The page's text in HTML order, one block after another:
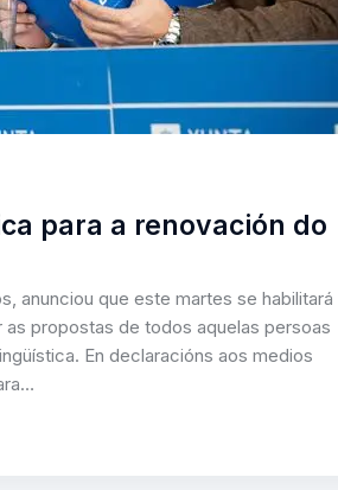
para a renovación do
anunciou que este martes se habilitará
as propostas de todos aquelas persoas
En declaracións aos medios